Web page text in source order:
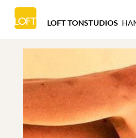
TONSTUDIOS
HAMBURG
LOFT TONSTUDIOS